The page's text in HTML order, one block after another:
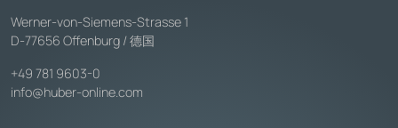
Werner-von-Siemens-Strasse 1
D-77656 Offenburg / 德国
+49 781 9603-0
info@huber-online.com